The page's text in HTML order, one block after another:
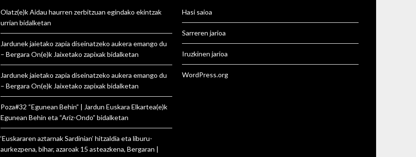
Olatz(e)kAidau haurren zerbitzuan egindako ekintzak
urrian bidalketan
Jardunek jaietako zapia diseinatzeko aukera emango du
– Bergara On(e)k Jaixetako zapixakbidalketan
Jardunek jaietako zapia diseinatzeko aukera emango du
– Bergara On(e)k Jaixetako zapixakbidalketan
Poza#32 “Egunean Behin” | Jardun Euskara Elkartea(e)k
Egunean Behin eta “Ariz-Ondo” bidalketan
‘Euskararen aztarnak Sardinian’ hitzaldia eta liburu-
aurkezpena, bihar, azaroak 15 asteazkena, Bergaran |
Hasi saioa
Sarreren jarioa
Iruzkinen jarioa
WordPress.org